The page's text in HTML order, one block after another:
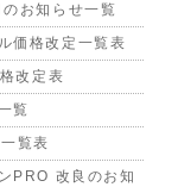
お知らせ一覧
価格改定一覧表
改定表
覧
覧表
PRO 改良のお知